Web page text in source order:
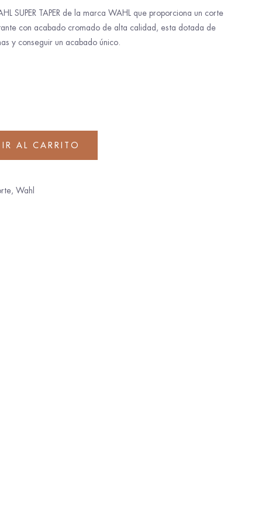
SUPER TAPER de la marca WAHL que proporciona un corte
con acabado cromado de alta calidad, esta dotada de
y conseguir un acabado único.
AL CARRITO
, Wahl